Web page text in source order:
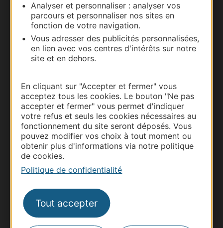
Analyser et personnaliser : analyser vos
parcours et personnaliser nos sites en
fonction de votre navigation.
Vous adresser des publicités personnalisées,
en lien avec vos centres d'intérêts sur notre
site et en dehors.
En cliquant sur "Accepter et fermer" vous
acceptez tous les cookies. Le bouton "Ne pas
accepter et fermer" vous permet d'indiquer
votre refus et seuls les cookies nécessaires au
fonctionnement du site seront déposés. Vous
pouvez modifier vos choix à tout moment ou
obtenir plus d'informations via notre politique
de cookies.
Politique de confidentialité
Tout accepter
Nous contacter
Carte interactive
Documentation
Thermalisme
Business/Mice
Pros d'Occitanie
Site presse et d'influence